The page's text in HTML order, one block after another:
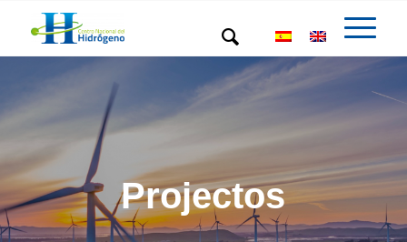
Projectos